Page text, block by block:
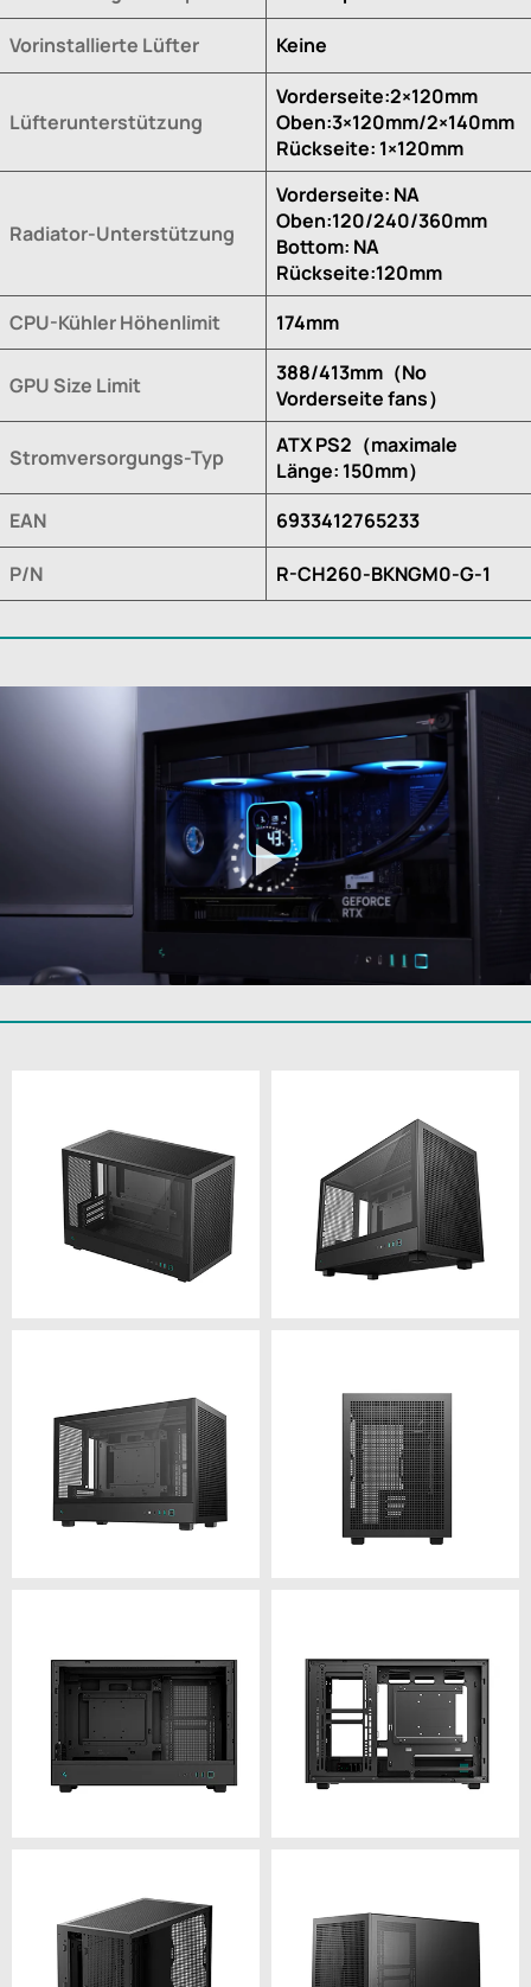
Vorinstallierte Lüfter Keine
Lüfterunterstützung
Vorderseite:2×120mm
Oben:3×120mm/2×140mm
Rückseite: 1×120mm
Radiator-Unterstützung
Vorderseite: NA
Oben:120/240/360mm
Bottom: NA
Rückseite:120mm
CPU-Kühler Höhenlimit
174mm
GPU Size Limit
388/413mm（No
Vorderseite fans）
Stromversorgungs-Typ
ATX PS2（maximale
Länge: 150mm）
EAN
6933412765233
P/N R-CH260-BKNGM0-G-1